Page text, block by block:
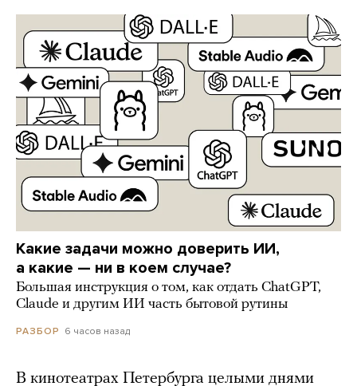
Какие задачи можно доверить ИИ,
а какие — ни в коем случае?
Большая инструкция о том, как отдать ChatGPT,
Claude и другим ИИ часть бытовой рутины
РАЗБОР 6 часов назад
В кинотеатрах Петербурга целыми днями